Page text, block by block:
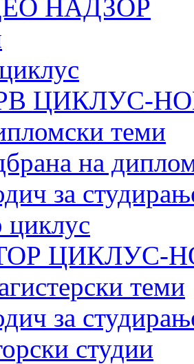
НАДЗОР
ЦИКЛУС-
теми
на
за
циклус
ЦИКЛУС-
теми
за
студии